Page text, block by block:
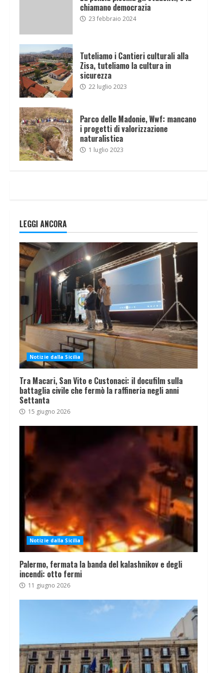
chiamano democrazia
23 febbraio 2024
Tuteliamo i Cantieri culturali alla
Zisa, tuteliamo la cultura in
sicurezza
22 luglio 2023
Parco delle Madonie, Wwf: mancano
i progetti di valorizzazione
naturalistica
1 luglio 2023
LEGGI ANCORA
Notizie dalla Sicilia
Tra Macari, San Vito e Custonaci: il docufilm sulla
battaglia civile che fermò la raffineria negli anni
Settanta
15 giugno 2026
Notizie dalla Sicilia
Palermo, fermata la banda del kalashnikov e degli
incendi: otto fermi
11 giugno 2026